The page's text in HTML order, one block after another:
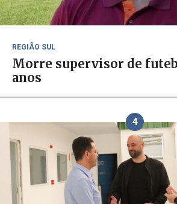
REGIÃO SUL
Morre supervisor de
anos
4